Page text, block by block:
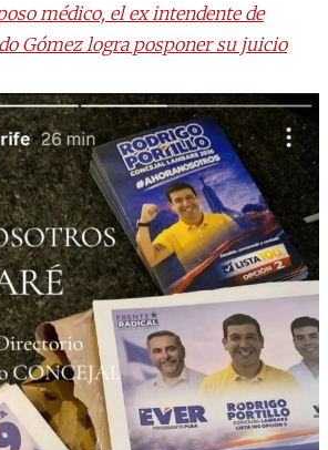
médico, el ex intendente de
Gómez logra posponer su juicio